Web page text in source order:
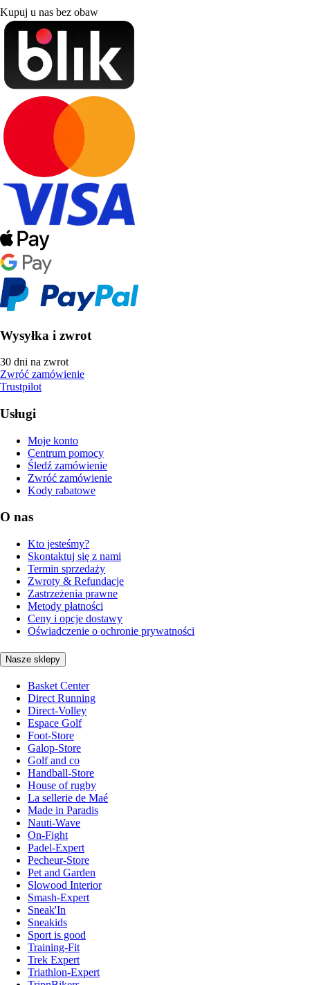
Kupuj u nas bez obaw
Wysyłka i zwrot
30 dni na zwrot
Zwróć zamówienie
Trustpilot
Usługi
Moje konto
Centrum pomocy
Śledź zamówienie
Zwróć zamówienie
Kody rabatowe
O nas
Kto jesteśmy?
Skontaktuj się z nami
Termin sprzedaży
Zwroty & Refundacje
Zastrzeżenia prawne
Metody płatności
Ceny i opcje dostawy
Oświadczenie o ochronie prywatności
Nasze sklepy
Basket Center
Direct Running
Direct-Volley
Espace Golf
Foot-Store
Galop-Store
Golf and co
Handball-Store
House of rugby
La sellerie de Maé
Made in Paradis
Nauti-Wave
On-Fight
Padel-Expert
Pecheur-Store
Pet and Garden
Slowood Interior
Smash-Expert
Sneak'In
Sneakids
Sport is good
Training-Fit
Trek Expert
Triathlon-Expert